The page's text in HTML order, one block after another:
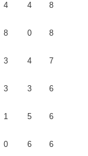
4 4 8
8 0 8
3 4 7
3 3 6
1 5 6
0 6 6